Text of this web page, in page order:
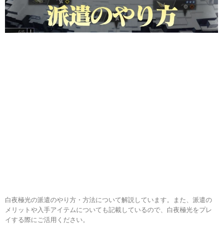
白夜極光の派遣のやり方・方法について解説しています。また、派遣の
メリットや入手アイテムについても記載しているので、白夜極光をプレ
イする際にご活用ください。